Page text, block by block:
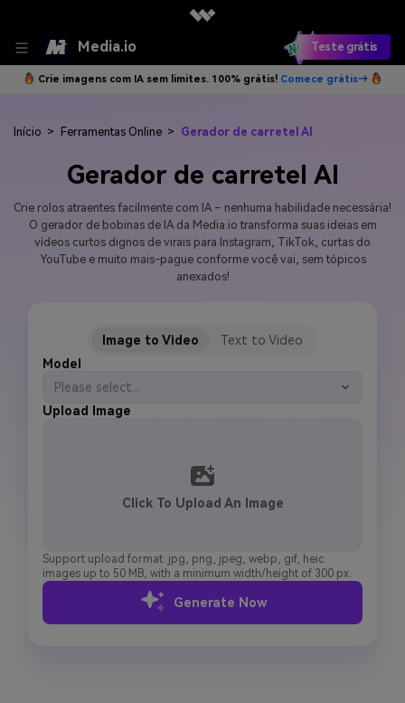
Media.io Teste grátis
Crie imagens com IA sem limites. 100% grátis! Comece grátis→
Início > Ferramentas Online > Gerador de carretel AI
Gerador de carretel AI
Crie rolos atraentes facilmente com IA – nenhuma habilidade necessária!
O gerador de bobinas de IA da Media.io transforma suas ideias em
vídeos curtos dignos de virais para Instagram, TikTok, curtas do
YouTube e muito mais-pague conforme você vai, sem tópicos
anexados!
Image to Video
Text to Video
Model
Please select...
Upload Image
Click To Upload An Image
Support upload format: jpg, png, jpeg, webp, gif, heic
images up to 50 MB, with a minimum width/height of 300 px.
Generate Now